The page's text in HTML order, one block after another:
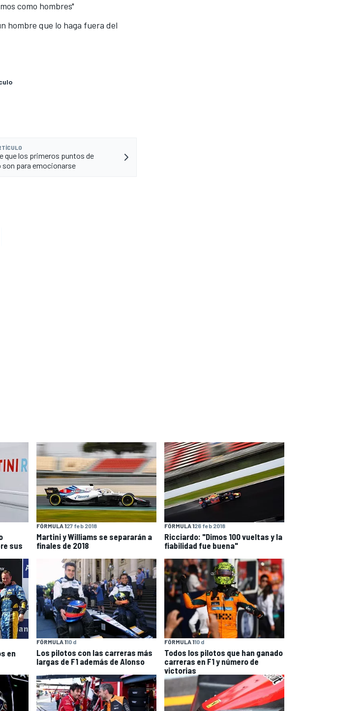
como hombres"
hombre que lo haga fuera del
que los primeros puntos de
son para emocionarse
sus
FÓRMULA 127 feb 2018
Martini y Williams se separarán a
finales de 2018
FÓRMULA 126 feb 2018
Ricciardo: "Dimos 100 vueltas y la
fiabilidad fue buena"
en
FÓRMULA 110 d
Los pilotos con las carreras más
largas de F1 además de Alonso
FÓRMULA 110 d
Todos los pilotos que han ganado
carreras en F1 y número de
victorias